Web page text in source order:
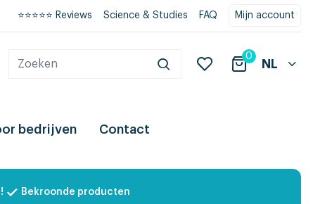
⭐⭐⭐⭐⭐ Reviews Science & Studies FAQ Mijn account
0
NL
bedrijven Contact
Bekroonde producten